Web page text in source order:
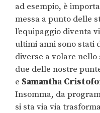
ad esempio, è
messa a punto delle
l’equipaggio diventa
ultimi anni sono stati
diverse a volare
due delle nostre
e Samantha
Insomma, da
si sta via via